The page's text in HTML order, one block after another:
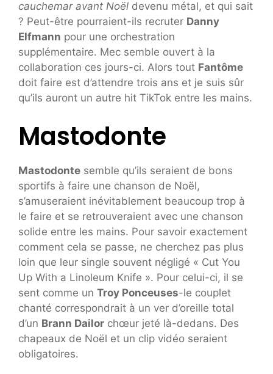
cauchemar avant Noël devenu métal, et qui sait
? Peut-être pourraient-ils recruter Danny
Elfmann pour une orchestration
supplémentaire. Mec semble ouvert à la
collaboration ces jours-ci. Alors tout Fantôme
doit faire est d’attendre trois ans et je suis sûr
qu’ils auront un autre hit TikTok entre les mains.
Mastodonte
Mastodonte semble qu’ils seraient de bons
sportifs à faire une chanson de Noël,
s’amuseraient inévitablement beaucoup trop à
le faire et se retrouveraient avec une chanson
solide entre les mains. Pour savoir exactement
comment cela se passe, ne cherchez pas plus
loin que leur single souvent négligé « Cut You
Up With a Linoleum Knife ». Pour celui-ci, il se
sent comme un Troy Ponceuses-le couplet
chanté correspondrait à un ver d’oreille total
d’un Brann Dailor chœur jeté là-dedans. Des
chapeaux de Noël et un clip vidéo seraient
obligatoires.